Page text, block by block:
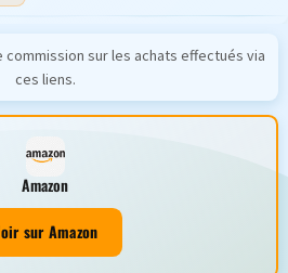
sur les achats effectués via
ces liens.
Amazon
sur Amazon